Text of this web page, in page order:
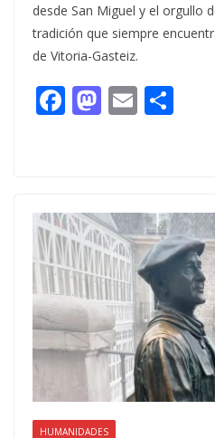
desde San Miguel y el orgullo
tradición que siempre
de Vitoria-Gasteiz.
F
o
o
k
M
o
n
E
ar
ti
r
HUMANIDADES